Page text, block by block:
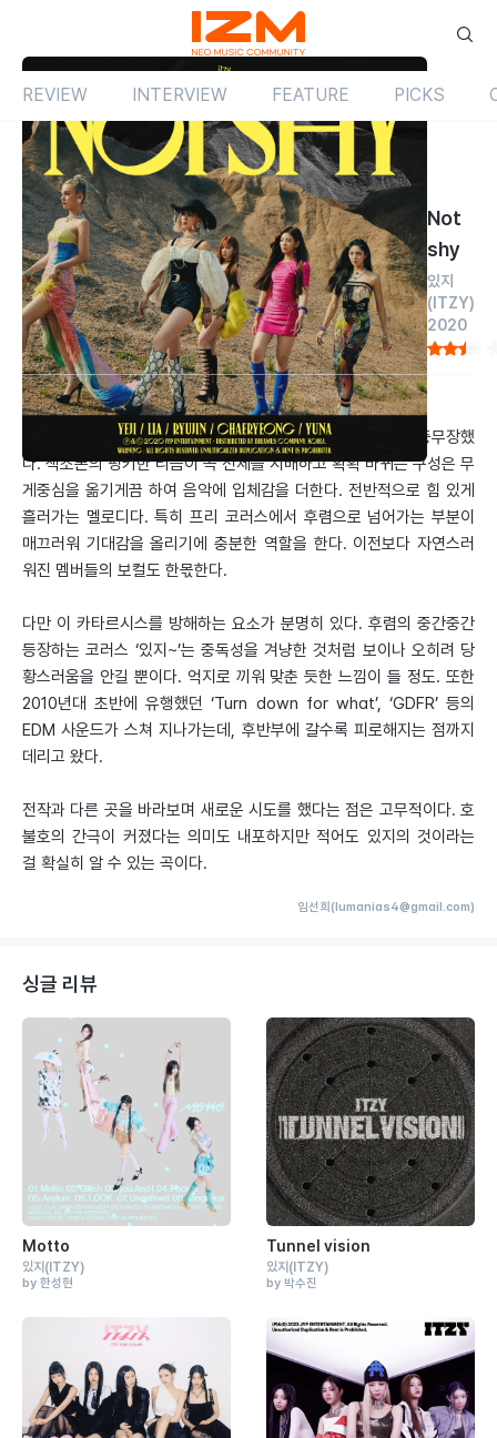
REVIEW INTERVIEW FEATURE PICKS
Review 싱글 국내
Not
shy
있지
(ITZY)
2020
by 임선희 2020.08.01
젊은 신예 작곡가의 패기를 담은 듯, 빈틈없이 채운 사운드로 중무장했
다. 색소폰의 펑키한 리듬이 곡 전체를 지배하고 확확 바뀌는 구성은 무
게중심을 옮기게끔 하여 음악에 입체감을 더한다. 전반적으로 힘 있게
흘러가는 멜로디다. 특히 프리 코러스에서 후렴으로 넘어가는 부분이
매끄러워 기대감을 올리기에 충분한 역할을 한다. 이전보다 자연스러
워진 멤버들의 보컬도 한몫한다.
다만 이 카타르시스를 방해하는 요소가 분명히 있다. 후렴의 중간중간
등장하는 코러스 ‘있지~’는 중독성을 겨냥한 것처럼 보이나 오히려 당
황스러움을 안길 뿐이다. 억지로 끼워 맞춘 듯한 느낌이 들 정도. 또한
2010년대 초반에 유행했던 ‘Turn down for what’, ‘GDFR’ 등의
EDM 사운드가 스쳐 지나가는데, 후반부에 갈수록 피로해지는 점까지
데리고 왔다.
전작과 다른 곳을 바라보며 새로운 시도를 했다는 점은 고무적이다. 호
불호의 간극이 커졌다는 의미도 내포하지만 적어도 있지의 것이라는
걸 확실히 알 수 있는 곡이다.
임선희(lumanias4@gmail.com)
싱글 리뷰
Motto
있지 (ITZY)
by 한성현
Tunnel vision
있지 (ITZY)
by 박수진